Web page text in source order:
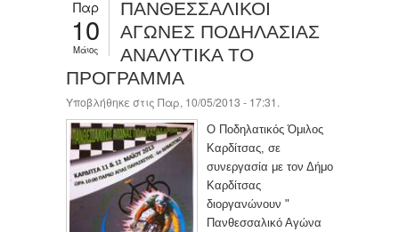
Παρ
10
Μάιος
ΠΑΝΘΕΣΣΑΛΙΚΟΙ
ΑΓΩΝΕΣ ΠΟΔΗΛΑΣΙΑΣ
ΑΝΑΛΥΤΙΚΑ ΤΟ
ΠΡΟΓΡΑΜΜΑ
Υποβλήθηκε στις Παρ, 10/05/2013 - 17:31.
O Ποδηλατικός Όμιλος
Καρδίτσας, σε
συνεργασία με τον Δήμο
Καρδίτσας
διοργανώνουν "
Πανθεσσαλικό Αγώνα